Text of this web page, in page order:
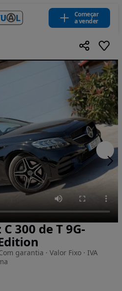
Começar
a vender
300 de T 9G-
garantia · Valor Fixo · IVA